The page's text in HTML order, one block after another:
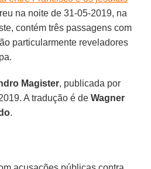
na noite de 31-05-2019, na
contém três passagens com
particularmente reveladores
Magister, publicada por
A tradução é deWagner
.